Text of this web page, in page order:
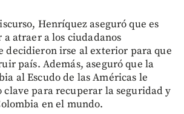
Henríquez aseguró que es
atraer a los ciudadanos
decidieron irse al exterior para que
país. Además, aseguró que la
al Escudo de las Américas le
clave para recuperar la seguridad y
en el mundo.